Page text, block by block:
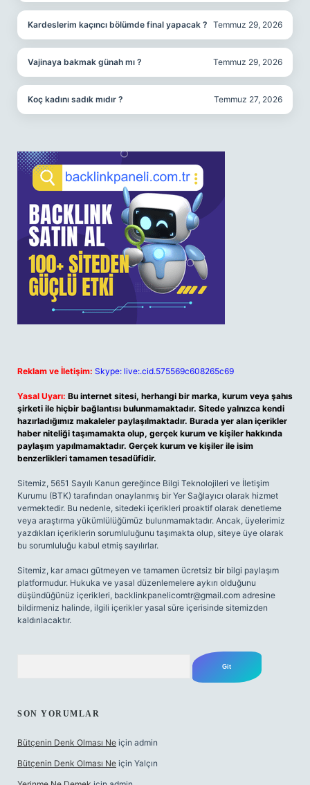
Kardeslerim kaçıncı bölümde final yapacak ? Temmuz 29, 2026
Vajinaya bakmak günah mı ? Temmuz 29, 2026
Koç kadını sadık mıdır ? Temmuz 27, 2026
Reklam ve İletişim: Skype: live:.cid.575569c608265c69
Yasal Uyarı: Bu internet sitesi, herhangi bir marka, kurum veya şahıs
şirketi ile hiçbir bağlantısı bulunmamaktadır. Sitede yalnızca kendi
hazırladığımız makaleler paylaşılmaktadır. Burada yer alan içerikler
haber niteliği taşımamakta olup, gerçek kurum ve kişiler hakkında
paylaşım yapılmamaktadır. Gerçek kurum ve kişiler ile isim
benzerlikleri tamamen tesadüfidir.
Sitemiz, 5651 Sayılı Kanun gereğince Bilgi Teknolojileri ve İletişim
Kurumu (BTK) tarafından onaylanmış bir Yer Sağlayıcı olarak hizmet
vermektedir. Bu nedenle, sitedeki içerikleri proaktif olarak denetleme
veya araştırma yükümlülüğümüz bulunmamaktadır. Ancak, üyelerimiz
yazdıkları içeriklerin sorumluluğunu taşımakta olup, siteye üye olarak
bu sorumluluğu kabul etmiş sayılırlar.
Sitemiz, kar amacı gütmeyen ve tamamen ücretsiz bir bilgi paylaşım
platformudur. Hukuka ve yasal düzenlemelere aykırı olduğunu
düşündüğünüz içerikleri, backlinkpanelicomtr@gmail.com adresine
bildirmeniz halinde, ilgili içerikler yasal süre içerisinde sitemizden
kaldırılacaktır.
SON YORUMLAR
Bütçenin Denk Olması Ne için admin
Bütçenin Denk Olması Ne için Yalçın